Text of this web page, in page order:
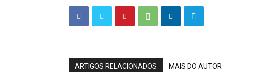
ARTIGOS RELACIONADOS MAIS DO AUTOR